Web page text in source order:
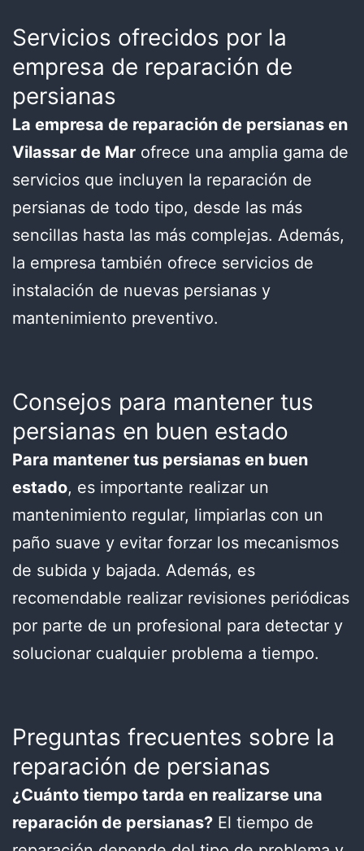
Servicios ofrecidos por la
empresa de reparación de
persianas
La empresa de reparación de persianas en
Vilassar de Mar ofrece una amplia gama de
servicios que incluyen la reparación de
persianas de todo tipo, desde las más
sencillas hasta las más complejas. Además,
la empresa también ofrece servicios de
instalación de nuevas persianas y
mantenimiento preventivo.
Consejos para mantener tus
persianas en buen estado
Para mantener tus persianas en buen
estado, es importante realizar un
mantenimiento regular, limpiarlas con un
paño suave y evitar forzar los mecanismos
de subida y bajada. Además, es
recomendable realizar revisiones periódicas
por parte de un profesional para detectar y
solucionar cualquier problema a tiempo.
Preguntas frecuentes sobre la
reparación de persianas
¿Cuánto tiempo tarda en realizarse una
reparación de persianas? El tiempo de